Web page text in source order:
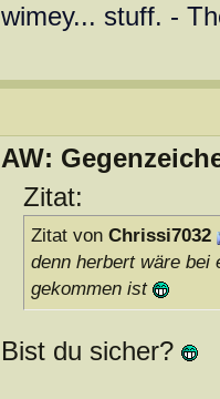
wimey... stuff. -
AW:
Zitat:
Zitat von Chrissi7032
denn herbert wäre bei
gekommen ist
Bist du sicher?